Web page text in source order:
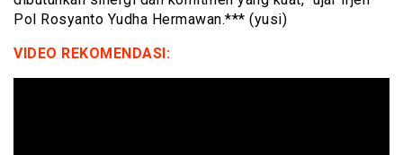
Pol Rosyanto Yudha Hermawan.*** (yusi)
VIDEO REKOMENDASI: